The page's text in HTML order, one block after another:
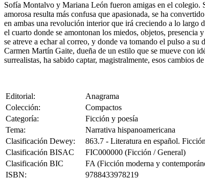
Sofía Montalvo y Mariana León fueron amigas en el colegio.
amorosa resulta más confusa que apasionada, se ha
en ambas una revolución interior que irá creciendo a lo largo
el cuarto donde se amontonan los miedos, objetos, presencia
se atreve a echar al correo, y donde va tomando el pulso a
Carmen Martín Gaite, dueña de un estilo que se mueve con
surrealistas, ha sabido captar, magistralmente, esos cambios
Editorial:
Anagrama
Colección:
Compactos
Categoría:
Ficción y poesía
Tema:
Narrativa hispanoamericana
Clasificación Dewey:
863.7 - Literatura en español.
Clasificación BISAC
FIC000000 (Ficción / General)
Clasificación BIC
FA (Ficción moderna y
ISBN:
9788433978219